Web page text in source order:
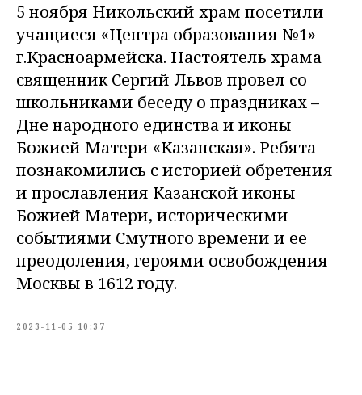
5 ноября Никольский храм посетили
учащиеся «Центра образования №1»
г.Красноармейска. Настоятель храма
священник Сергий Львов провел со
школьниками беседу о праздниках –
Дне народного единства и иконы
Божией Матери «Казанская». Ребята
познакомились с историей обретения
и прославления Казанской иконы
Божией Матери, историческими
событиями Смутного времени и ее
преодоления, героями освобождения
Москвы в 1612 году.
2023-11-05 10:37